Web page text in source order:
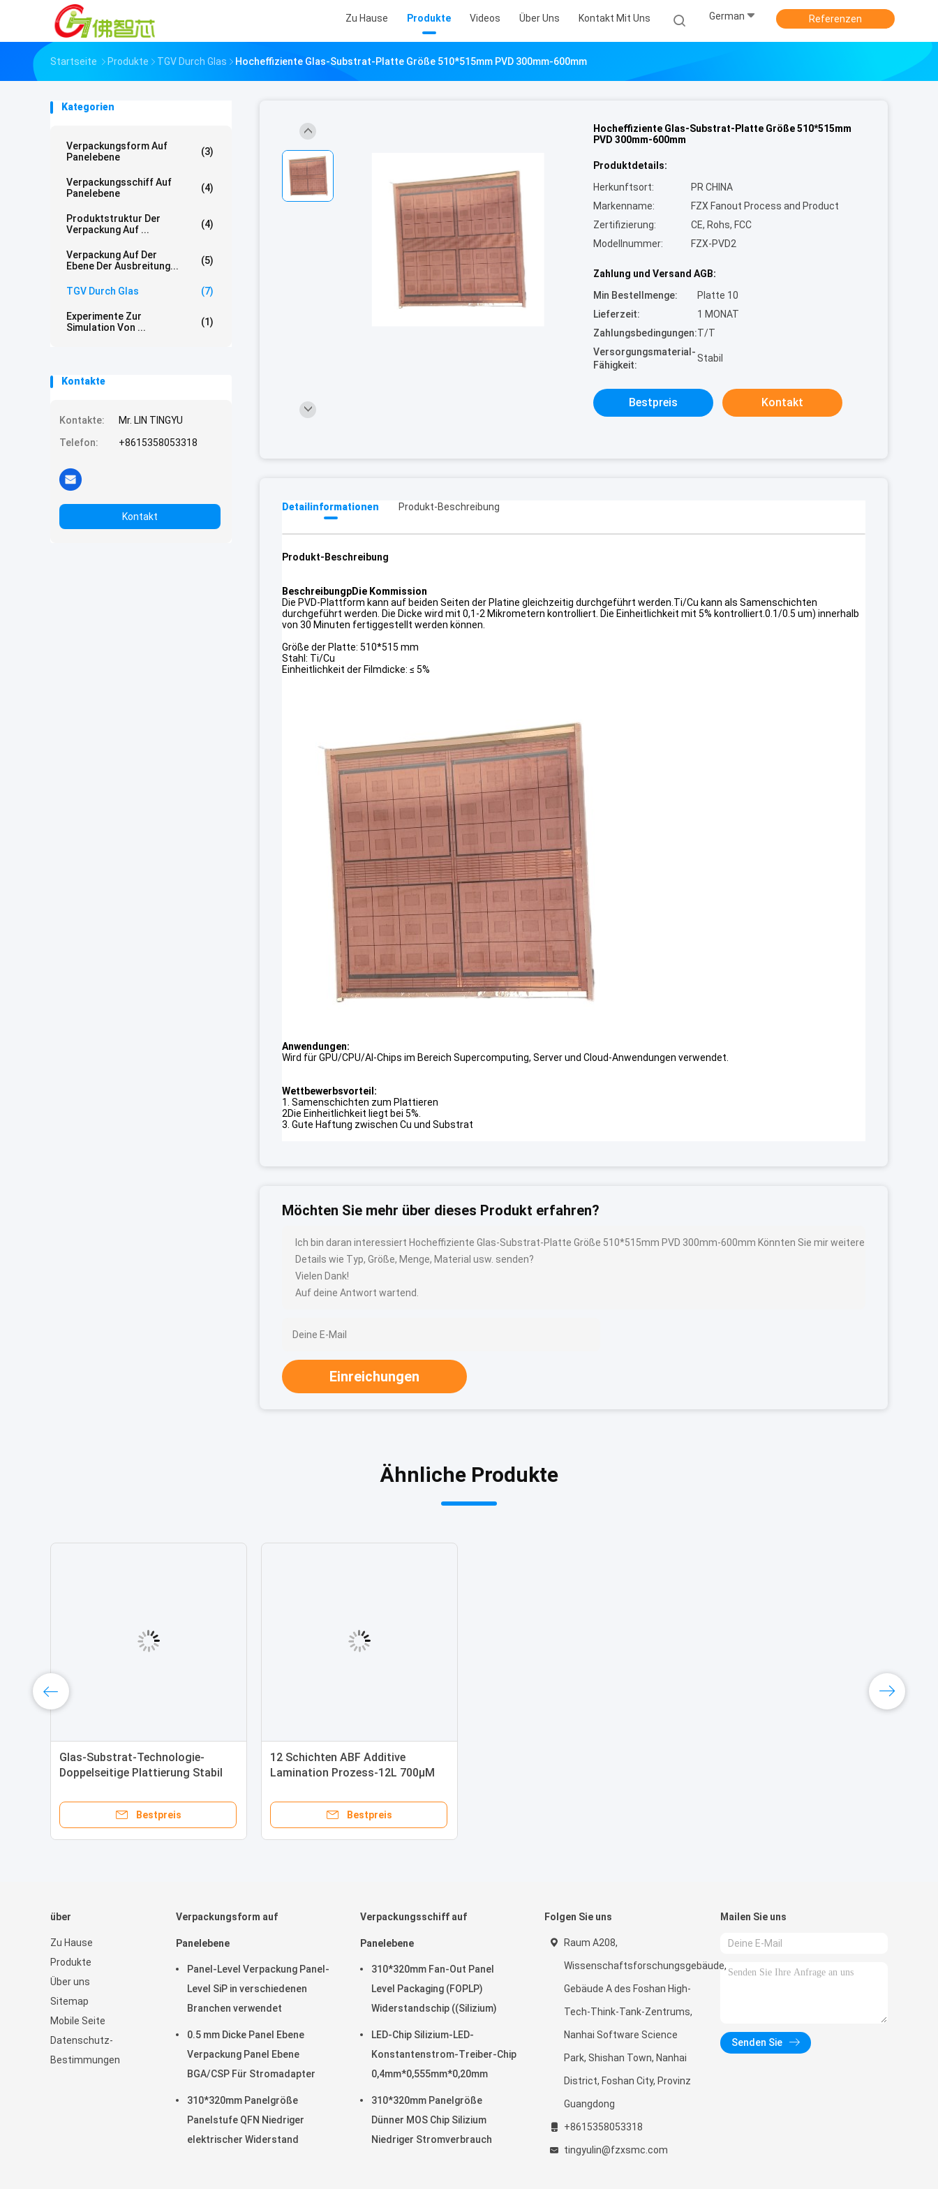
Zu Hause Produkte Videos Über Uns Kontakt Mit Uns German Referenzen
Startseite Produkte TGV Durch Glas Hocheffiziente Glas-Substrat-Platte Größe 510*515mm PVD 300mm-600mm
Kategorien
Verpackungsform Auf
Panelebene
(3)
Verpackungsschiff Auf
Panelebene
(4)
Produktstruktur Der
Verpackung Auf ...
(4)
Verpackung Auf Der
Ebene Der Ausbreitung...
(5)
TGV Durch Glas (7)
Experimente Zur
Simulation Von ...
(1)
Kontakte
Kontakte:
Mr. LIN TINGYU
Telefon:
+8615358053318
Kontakt
Hocheffiziente Glas-Substrat-Platte Größe 510*515mm
PVD 300mm-600mm
Produktdetails:
Herkunftsort:
PR CHINA
Markenname:
FZX Fanout Process and Product
Zertifizierung:
CE, Rohs, FCC
Modellnummer:
FZX-PVD2
Zahlung und Versand AGB:
Min Bestellmenge:
Platte 10
Lieferzeit:
1 MONAT
Zahlungsbedingungen:T/T
Versorgungsmaterial-
Fähigkeit:
Stabil
Bestpreis Kontakt
Detailinformationen Produkt-Beschreibung
Produkt-Beschreibung
BeschreibungpDie Kommission
Die PVD-Plattform kann auf beiden Seiten der Platine gleichzeitig durchgeführt werden.Ti/Cu kann als Samenschichten
durchgeführt werden. Die Dicke wird mit 0,1-2 Mikrometern kontrolliert. Die Einheitlichkeit mit 5% kontrolliert.0.1/0.5 um) innerhalb
von 30 Minuten fertiggestellt werden können.
Größe der Platte: 510*515 mm
Stahl: Ti/Cu
Einheitlichkeit der Filmdicke: ≤ 5%
Anwendungen:
Wird für GPU/CPU/AI-Chips im Bereich Supercomputing, Server und Cloud-Anwendungen verwendet.
Wettbewerbsvorteil:
1. Samenschichten zum Plattieren
2Die Einheitlichkeit liegt bei 5%.
3. Gute Haftung zwischen Cu und Substrat
Möchten Sie mehr über dieses Produkt erfahren?
Ich bin daran interessiert Hocheffiziente Glas-Substrat-Platte Größe 510*515mm PVD 300mm-600mm Könnten Sie mir weitere
Details wie Typ, Größe, Menge, Material usw. senden?
Vielen Dank!
Auf deine Antwort wartend.
Einreichungen
Ähnliche Produkte
Glas-Substrat-Technologie-
Doppelseitige Plattierung Stabil
Bestpreis
12 Schichten ABF Additive
Lamination Prozess-12L 700μM
Bestpreis
über
Zu Hause
Produkte
Über uns
Sitemap
Mobile Seite
Datenschutz-
Bestimmungen
Verpackungsform auf
Panelebene
Panel-Level Verpackung Panel-
Level SiP in verschiedenen
Branchen verwendet
0.5 mm Dicke Panel Ebene
Verpackung Panel Ebene
BGA/CSP Für Stromadapter
310*320mm Panelgröße
Panelstufe QFN Niedriger
elektrischer Widerstand
Verpackungsschiff auf
Panelebene
310*320mm Fan-Out Panel
Level Packaging (FOPLP)
Widerstandschip ((Silizium)
LED-Chip Silizium-LED-
Konstantenstrom-Treiber-Chip
0,4mm*0,555mm*0,20mm
310*320mm Panelgröße
Dünner MOS Chip Silizium
Niedriger Stromverbrauch
Folgen Sie uns
Raum A208,
Wissenschaftsforschungsgebäude,
Gebäude A des Foshan High-
Tech-Think-Tank-Zentrums,
Nanhai Software Science
Park, Shishan Town, Nanhai
District, Foshan City, Provinz
Guangdong
+8615358053318
tingyulin@fzxsmc.com
Mailen Sie uns
Senden Sie